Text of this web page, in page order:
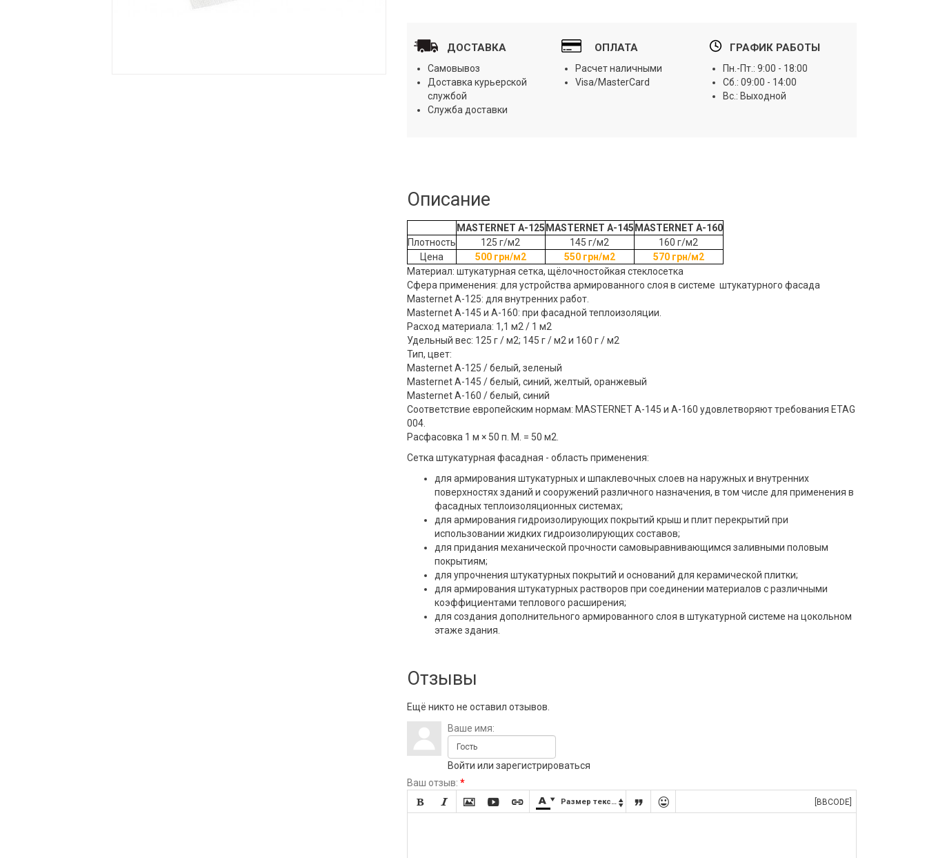
ДОСТАВКА
Самовывоз
Доставка курьерской
службой
Служба доставки
ОПЛАТА
Расчет наличными
Visa/MasterCard
ГРАФИК РАБОТЫ
Пн.-Пт.: 9:00 - 18:00
Сб.: 09:00 - 14:00
Вс.: Выходной
Описание
MASTERNET A-125 MASTERNET A-145 MASTERNET A-160
Плотность
125 г/м2 145 г/м2
160 г/м2
Цена
500 грн/м2 550 грн/м2
570 грн/м2
Материал: штукатурная сетка, щёлочностойкая стеклосетка
Сфера применения: для устройства армированного слоя в системе штукатурного фасада
Masternet A-125: для внутренних работ.
Masternet A-145 и A-160: при фасадной теплоизоляции.
Расход материала: 1,1 м2 / 1 м2
Удельный вес: 125 г / м2; 145 г / м2 и 160 г / м2
Тип, цвет:
Masternet A-125 / белый, зеленый
Masternet A-145 / белый, синий, желтый, оранжевый
Masternet A-160 / белый, синий
Соответствие европейским нормам: MASTERNET A-145 и A-160 удовлетворяют требования ETAG
004.
Расфасовка 1 м × 50 п. М. = 50 м2.
Сетка штукатурная фасадная - область применения:
для армирования штукатурных и шпаклевочных слоев на наружных и внутренних
поверхностях зданий и сооружений различного назначения, в том числе для применения в
фасадных теплоизоляционных системах;
для армирования гидроизолирующих покрытий крыш и плит перекрытий при
использовании жидких гидроизолирующих составов;
для придания механической прочности самовыравнивающимся заливными половым
покрытиям;
для упрочнения штукатурных покрытий и оснований для керамической плитки;
для армирования штукатурных растворов при соединении материалов с различными
коэффициентами теплового расширения;
для создания дополнительного армированного слоя в штукатурной системе на цокольном
этаже здания.
Отзывы
Ещё никто не оставил отзывов.
Ваше имя:
Войти или зарегистрироваться
Ваш отзыв: *
       Размер текста   [BBCODE]